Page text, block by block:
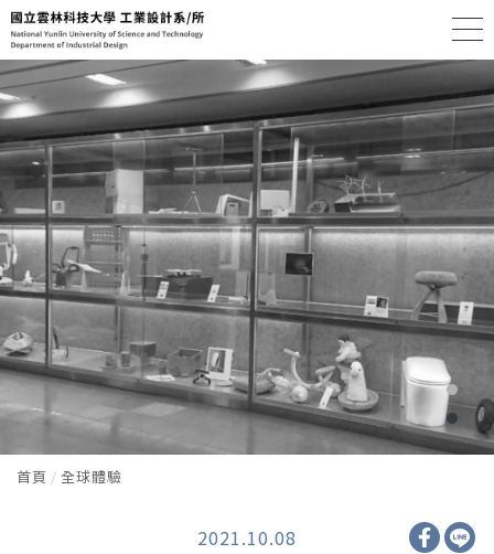
首頁 全球體驗
2021.10.08